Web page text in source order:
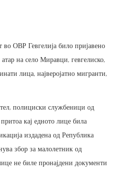
ОВР Гевгелија било пријавено
на село Миравци, гевгелиско,
лица, најверојатно мигранти,
полициски службеници од
кај едното лице била
издадена од Република
збор за малолетник од
не биле пронајдени документи